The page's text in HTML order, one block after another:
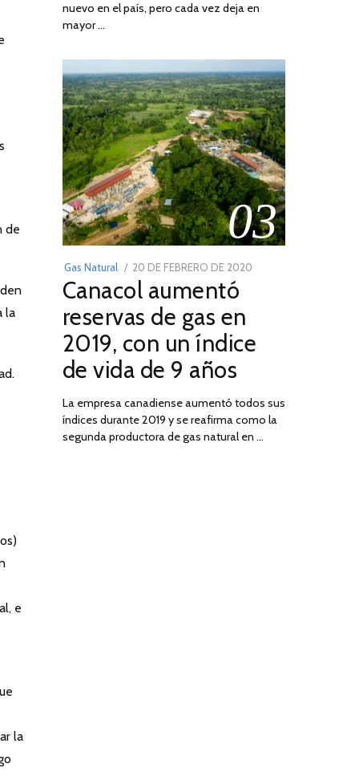
de
la
e
la
2022
nuevo en el país, pero cada vez deja en
mayor …
03
Gas Natural
POSTED
ON
20 DE FEBRERO DE 2020
2025
Canacol aumentó
reservas de gas en
2019, con un índice
de vida de 9 años
La empresa canadiense aumentó todos sus
índices durante 2019 y se reafirma como la
segunda productora de gas natural en …